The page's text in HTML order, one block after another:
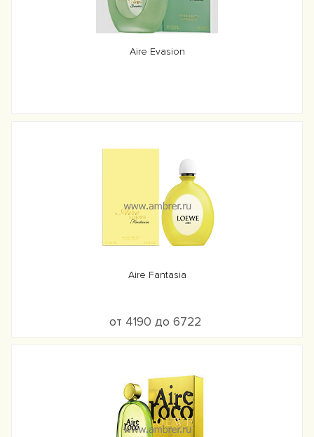
Aire Evasion
Aire Fantasia
от 4190 до 6722